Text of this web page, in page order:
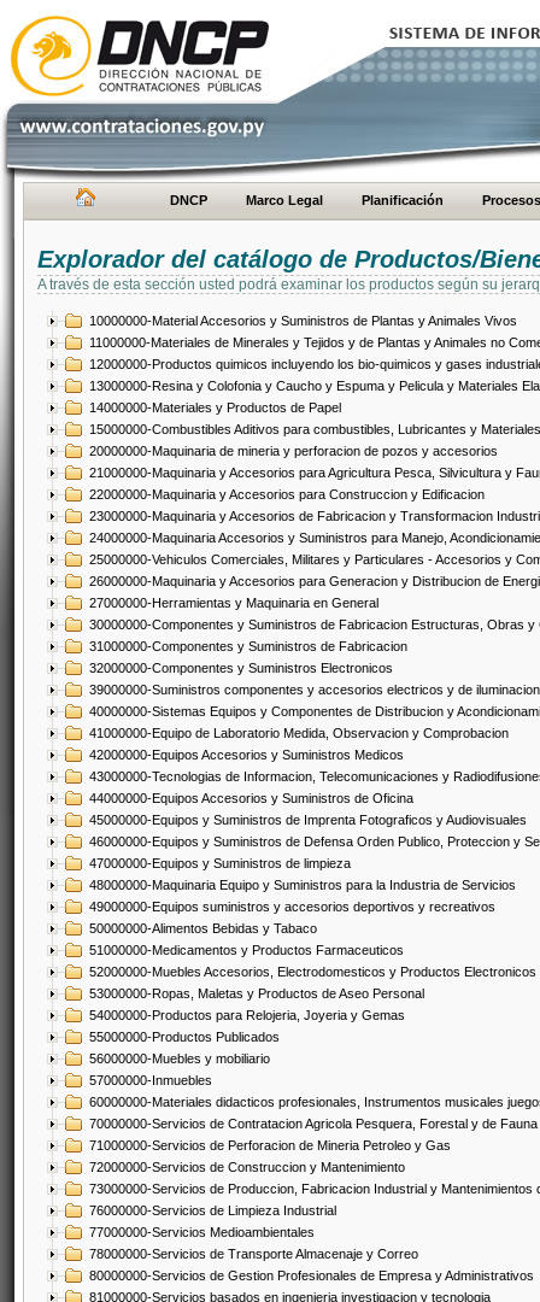
DNCP Marco Legal Planificación Procesos
Explorador del catálogo de Productos/
A través de esta sección usted podrá examinar los productos según su
10000000-Material Accesorios y Suministros de Plantas y Animales Vivos
11000000-Materiales de Minerales y Tejidos y de Plantas y Animales no
12000000-Productos quimicos incluyendo los bio-quimicos y gases
13000000-Resina y Colofonia y Caucho y Espuma y Pelicula y Materiales
14000000-Materiales y Productos de Papel
15000000-Combustibles Aditivos para combustibles, Lubricantes y
20000000-Maquinaria de mineria y perforacion de pozos y accesorios
21000000-Maquinaria y Accesorios para Agricultura Pesca, Silvicultura y
22000000-Maquinaria y Accesorios para Construccion y Edificacion
23000000-Maquinaria y Accesorios de Fabricacion y Transformacion
24000000-Maquinaria Accesorios y Suministros para Manejo,
25000000-Vehiculos Comerciales, Militares y Particulares - Accesorios y
26000000-Maquinaria y Accesorios para Generacion y Distribucion de
27000000-Herramientas y Maquinaria en General
30000000-Componentes y Suministros de Fabricacion Estructuras, Obras
31000000-Componentes y Suministros de Fabricacion
32000000-Componentes y Suministros Electronicos
39000000-Suministros componentes y accesorios electricos y de iluminacion
40000000-Sistemas Equipos y Componentes de Distribucion y
41000000-Equipo de Laboratorio Medida, Observacion y Comprobacion
42000000-Equipos Accesorios y Suministros Medicos
43000000-Tecnologias de Informacion, Telecomunicaciones y
44000000-Equipos Accesorios y Suministros de Oficina
45000000-Equipos y Suministros de Imprenta Fotograficos y Audiovisuales
46000000-Equipos y Suministros de Defensa Orden Publico, Proteccion y
47000000-Equipos y Suministros de limpieza
48000000-Maquinaria Equipo y Suministros para la Industria de Servicios
49000000-Equipos suministros y accesorios deportivos y recreativos
50000000-Alimentos Bebidas y Tabaco
51000000-Medicamentos y Productos Farmaceuticos
52000000-Muebles Accesorios, Electrodomesticos y Productos Electronicos
53000000-Ropas, Maletas y Productos de Aseo Personal
54000000-Productos para Relojeria, Joyeria y Gemas
55000000-Productos Publicados
56000000-Muebles y mobiliario
57000000-Inmuebles
60000000-Materiales didacticos profesionales, Instrumentos musicales
70000000-Servicios de Contratacion Agricola Pesquera, Forestal y de Fauna
71000000-Servicios de Perforacion de Mineria Petroleo y Gas
72000000-Servicios de Construccion y Mantenimiento
73000000-Servicios de Produccion, Fabricacion Industrial y Mantenimientos
76000000-Servicios de Limpieza Industrial
77000000-Servicios Medioambientales
78000000-Servicios de Transporte Almacenaje y Correo
80000000-Servicios de Gestion Profesionales de Empresa y Administrativos
81000000-Servicios basados en ingenieria investigacion y tecnologia